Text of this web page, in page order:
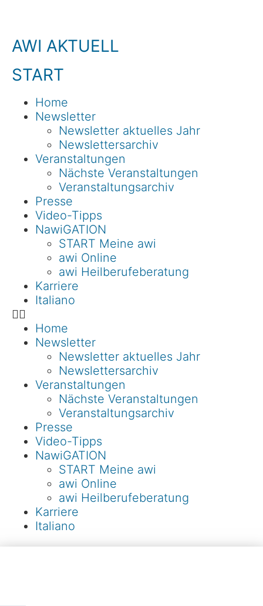
AWI AKTUELL
START
Home
Newsletter
Newsletter aktuelles Jahr
Newslettersarchiv
Veranstaltungen
Nächste Veranstaltungen
Veranstaltungsarchiv
Presse
Video-Tipps
NawiGATION
START Meine awi
awi Online
awi Heilberufeberatung
Karriere
Italiano
Home
Newsletter
Newsletter aktuelles Jahr
Newslettersarchiv
Veranstaltungen
Nächste Veranstaltungen
Veranstaltungsarchiv
Presse
Video-Tipps
NawiGATION
START Meine awi
awi Online
awi Heilberufeberatung
Karriere
Italiano